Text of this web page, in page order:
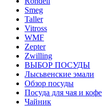
Smeg
Taller
Vitross
WMF
Zepter
Zwilling
ВЫБОР ПОСУДЫ
Лысьвенские эмали
Обзор посуды
Посуда для чая и кофе
Чайник